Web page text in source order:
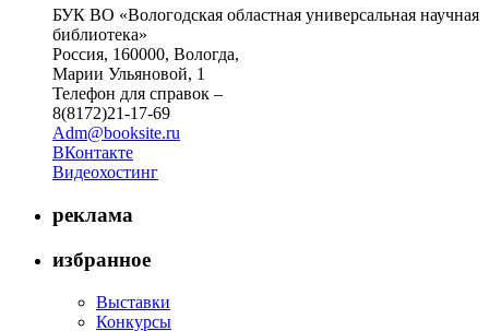
БУК ВО «Вологодская областная универсальная научная
библиотека»
Россия, 160000, Вологда,
Марии Ульяновой, 1
Телефон для справок –
8(8172)21-17-69
Adm@booksite.ru
ВКонтакте
Видеохостинг
реклама
избранное
Выставки
Конкурсы